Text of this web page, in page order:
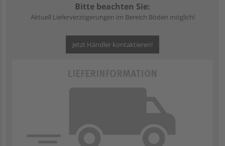
Bitte beachten Sie:
Aktuell Lieferverzögerungen im Bereich Böden möglich!
Jetzt Händler kontaktieren!